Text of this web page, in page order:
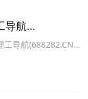
导航
导航(688282.CN)
跌
报24.97元，中天